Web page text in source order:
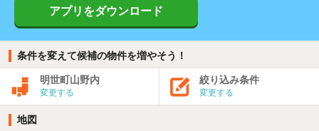
アプリをダウンロード
条件を変えて候補の物件を増やそう！
明世町山野内
変更する
絞り込み条件
変更する
地図